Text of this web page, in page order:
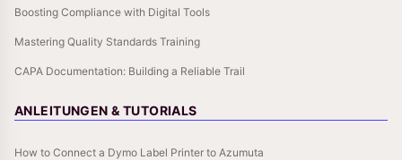
Boosting Compliance with Digital Tools
Mastering Quality Standards Training
CAPA Documentation: Building a Reliable Trail
ANLEITUNGEN & TUTORIALS
How to Connect a Dymo Label Printer to Azumuta